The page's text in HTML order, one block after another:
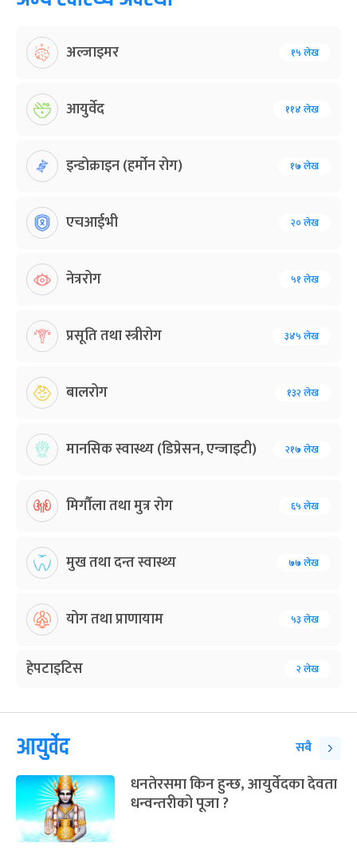
अल्जाइमर १५ लेख
आयुर्वेद ११४ लेख
इन्डोक्राइन (हर्मोन रोग) १७ लेख
एचआईभी २० लेख
नेत्ररोग ५१ लेख
प्रसूति तथा स्त्रीरोग ३४५ लेख
बालरोग १३२ लेख
मानसिक स्वास्थ्य (डिप्रेसन, एन्जाइटी) २१७ लेख
मिर्गौला तथा मुत्र रोग ६५ लेख
मुख तथा दन्त स्वास्थ्य ७७ लेख
योग तथा प्राणायाम ५३ लेख
हेपटाइटिस २ लेख
आयुर्वेद सबै
धनतेरसमा किन हुन्छ, आयुर्वेदका देवता
धन्वन्तरीको पूजा ?